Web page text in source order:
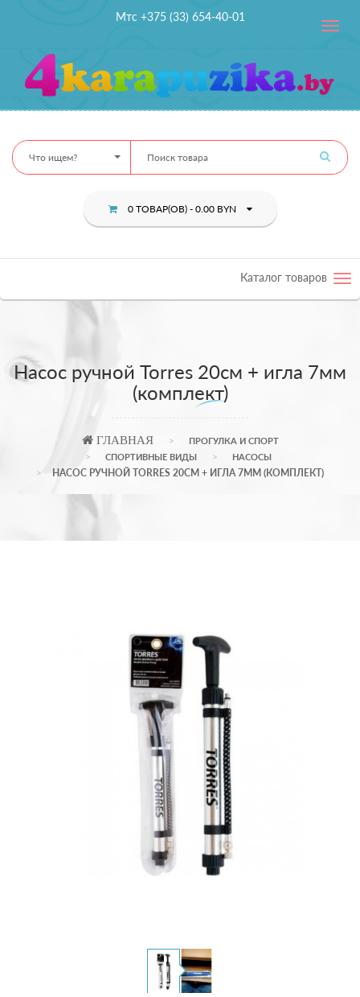
Мтс +375 (33) 654-40-01
Toggle
Что ищем?
0 ТОВАР(ОВ) - 0.00 BYN
Каталог товаров
Насос ручной Torres 20см + игла 7мм
(комплект)
ГЛАВНАЯ
ПРОГУЛКА И СПОРТ
СПОРТИВНЫЕ ВИДЫ
НАСОСЫ
НАСОС РУЧНОЙ TORRES 20СМ + ИГЛА 7ММ (КОМПЛЕКТ)